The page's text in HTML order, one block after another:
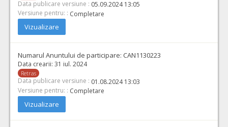
Data publicare versiune : 05.09.2024 13:05
Versiune pentru: : Completare
Vizualizare
Numarul Anuntului de participare: CAN1130223
Data crearii: 31 iul. 2024
Retras
Data publicare versiune : 01.08.2024 13:03
Versiune pentru: : Completare
Vizualizare